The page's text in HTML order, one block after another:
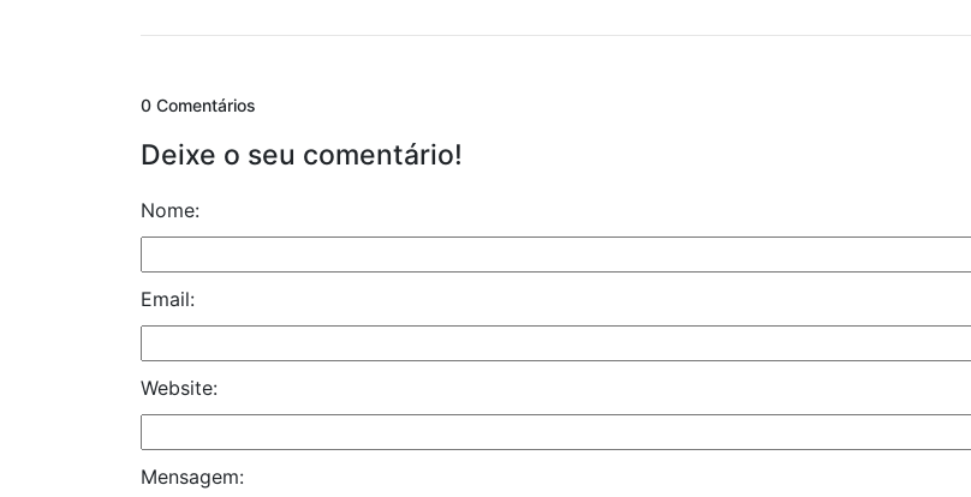
0 Comentários
Deixe o seu comentário!
Nome:
Email:
Website:
Mensagem: